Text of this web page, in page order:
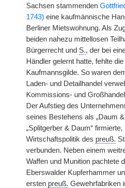
Sachsen stammenden
1743) eine kaufmännische
Berliner Mietswohnung. Als
beiden nahezu mittellosen
Bürgerrecht und S., der bei
Händler gelernt hatte, fehlte
Kaufmannsgilde. So waren
Laden- und Detailhandel
Kommissions- und
Der Aufstieg des
seines Bestehens als „Daum
„Splitgerber & Daum“
Wirtschaftspolitik des preuß.
verbunden. Neben einem
Waffen und Munition pachtete
Eberswalder Kupferhammer
ersten preuß. Gewehrfabriken